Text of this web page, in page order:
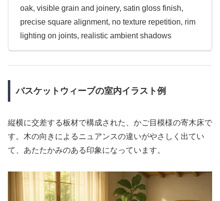
oak, visible grain and joinery, satin gloss finish,
precise square alignment, no texture repetition, rim
lighting on joints, realistic ambient shadows
バスケットウィーブの室内イラスト例
縦横に交差する板材で構成された、かご目模様の寄木床で
す。木の向きによるニュアンスの違いがやさしく出てい
て、あたたかみのある印象になっています。